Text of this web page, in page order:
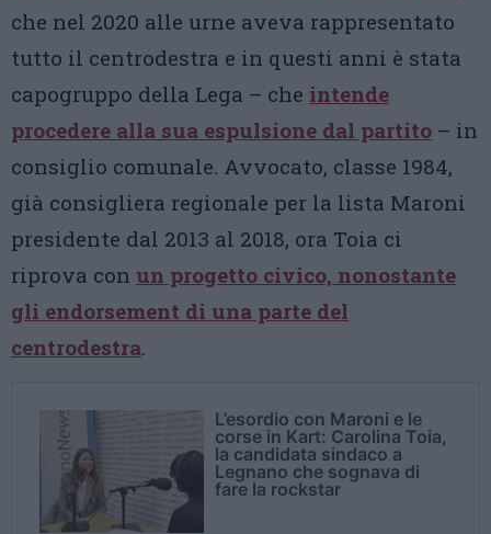
che nel 2020 alle urne aveva rappresentato
tutto il centrodestra e in questi anni è stata
capogruppo della Lega – che intende
procedere alla sua espulsione dal partito – in
consiglio comunale. Avvocato, classe 1984,
già consigliera regionale per la lista Maroni
presidente dal 2013 al 2018, ora Toia ci
riprova con un progetto civico, nonostante
gli endorsement di una parte del
centrodestra.